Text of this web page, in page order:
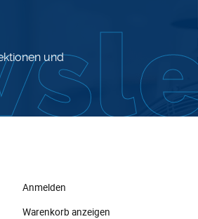
und
Anmelden
Warenkorb anzeigen